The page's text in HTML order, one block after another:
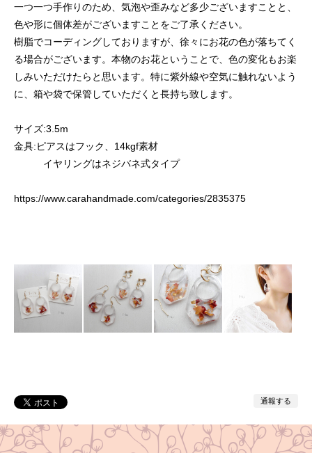
一つ一つ手作りのため、気泡や歪みなど多少ございますことと、
色や形に個体差がございますことをご了承ください。
樹脂でコーディングしておりますが、徐々にお花の色が落ちてく
る場合がございます。本物のお花ということで、色の変化もお楽
しみいただけたらと思います。特に紫外線や空気に触れないよう
に、箱や袋で保管していただくと長持ち致します。
サイズ:3.5m
金具:ピアスはフック、14kgf素材
イヤリングはネジバネ式タイプ
https://www.carahandmade.com/categories/2835375
通報する